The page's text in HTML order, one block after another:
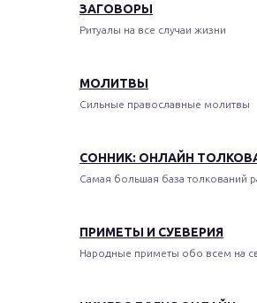
ЗАГОВОРЫ
Ритуалы на все случаи жизни
МОЛИТВЫ
Сильные православные молитвы
СОННИК: ОНЛАЙН
Самая большая база толкований
ПРИМЕТЫ И СУЕВЕРИЯ
Народные приметы обо всем на